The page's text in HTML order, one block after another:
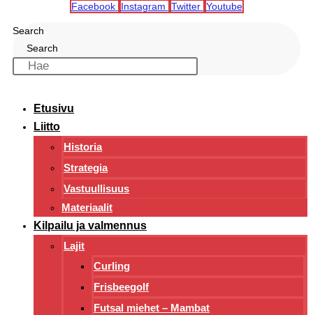
Facebook Instagram Twitter Youtube
Search
Search
Etusivu
Liitto
Historia
Strategia
Vastuullisuus
Materiaalit
Kilpailu ja valmennus
Lajit
Curling
Frisbeegolf
Futsal miehet – Mambat